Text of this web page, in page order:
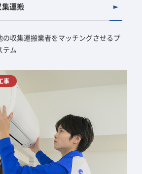
運搬
収集運搬業者をマッチングさせるプ
テム
事